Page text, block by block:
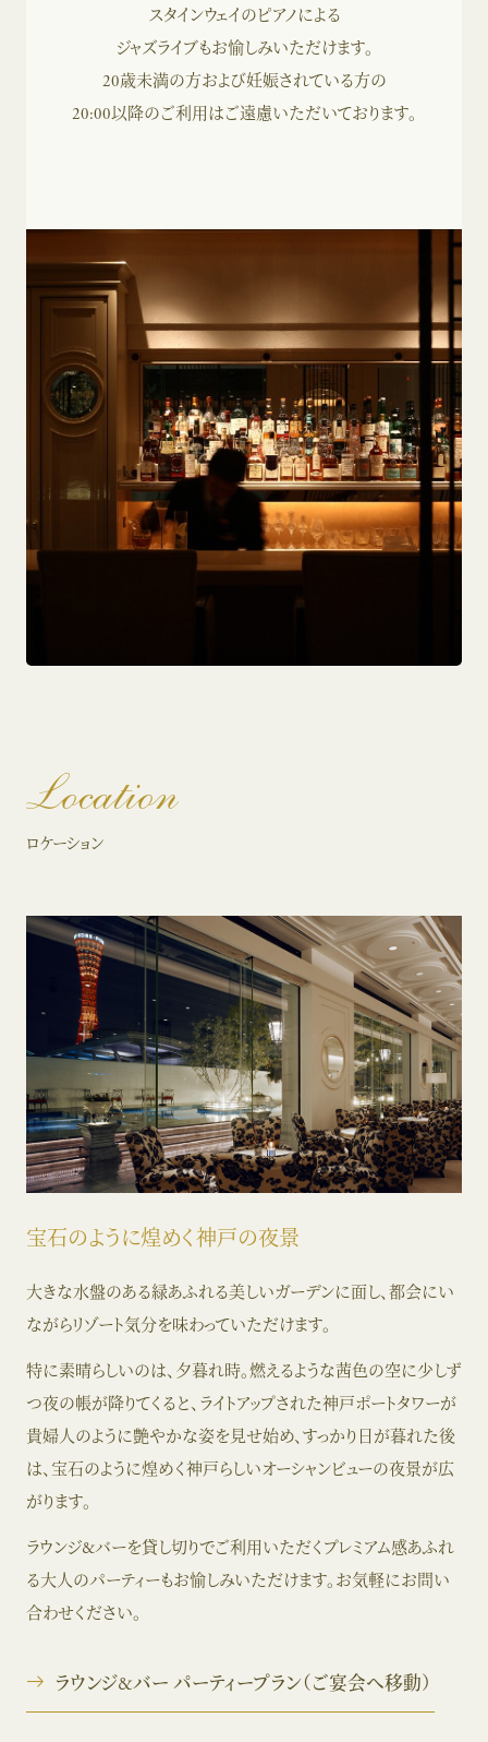
スタインウェイのピアノによる
ジャズライブもお愉しみいただけます。
20歳未満の方および妊娠されている方の
20:00以降のご利用はご遠慮いただいております。
Location
ロケーション
宝石のように煌めく神戸の夜景
大きな水盤のある緑あふれる美しいガーデンに面し、都会にい
ながらリゾート気分を味わっていただけます。
特に素晴らしいのは、夕暮れ時。燃えるような茜色の空に少しず
つ夜の帳が降りてくると、ライトアップされた神戸ポートタワーが
貴婦人のように艶やかな姿を見せ始め、すっかり日が暮れた後
は、宝石のように煌めく神戸らしいオーシャンビューの夜景が広
がります。
ラウンジ&バーを貸し切りでご利用いただくプレミアム感あふれ
る大人のパーティーもお愉しみいただけます。お気軽にお問い
合わせください。
ラウンジ&バー パーティープラン（ご宴会へ移動）